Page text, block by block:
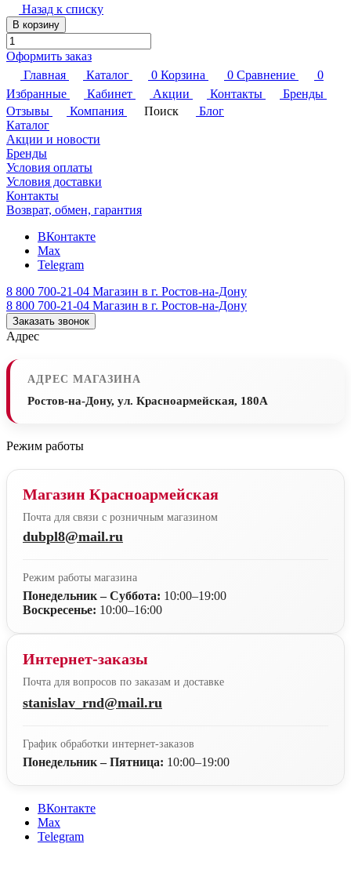
Назад к списку
В корзину
Оформить заказ
Главная
Каталог 0 Корзина 0 Сравнение
0
Избранные
Кабинет Акции Контакты
Бренды
Отзывы
Компания Поиск
Блог
Каталог
Акции и новости
Бренды
Условия оплаты
Условия доставки
Контакты
Возврат, обмен, гарантия
ВКонтакте
Max
Telegram
8 800 700-21-04 Магазин в г. Ростов-на-Дону
8 800 700-21-04 Магазин в г. Ростов-на-Дону
Заказать звонок
Адрес
АДРЕС МАГАЗИНА
Ростов-на-Дону, ул. Красноармейская, 180А
Режим работы
Магазин Красноармейская
Почта для связи с розничным магазином
dubpl8@mail.ru
Режим работы магазина
Понедельник – Суббота: 10:00–19:00
Воскресенье: 10:00–16:00
Интернет-заказы
Почта для вопросов по заказам и доставке
stanislav_rnd@mail.ru
График обработки интернет-заказов
Понедельник – Пятница: 10:00–19:00
ВКонтакте
Max
Telegram